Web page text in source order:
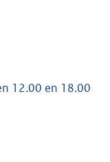
12.00 en 18.00